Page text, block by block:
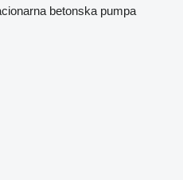
betonska pumpa